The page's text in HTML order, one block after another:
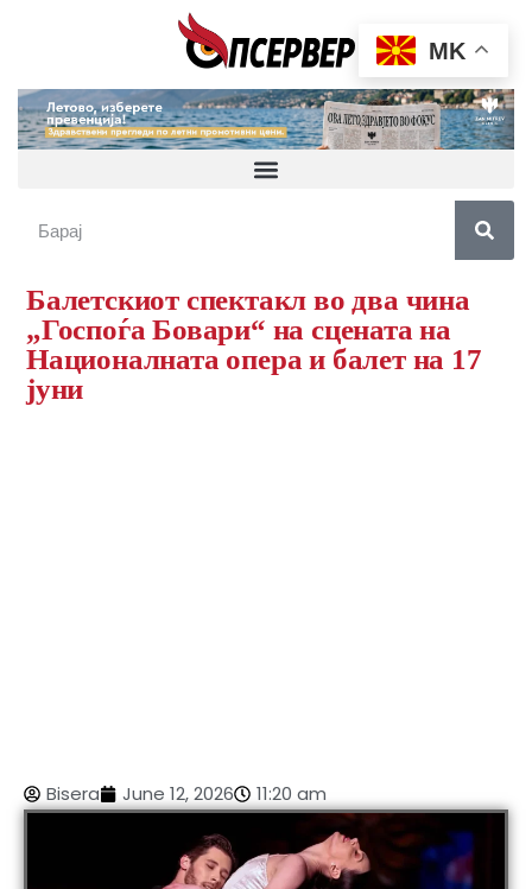
Балетскиот спектакл во два чина
„Госпоѓа Бовари“ на сцената на
Националната опера и балет на 17
јуни
Bisera June 12, 2026 11:20 am
MK